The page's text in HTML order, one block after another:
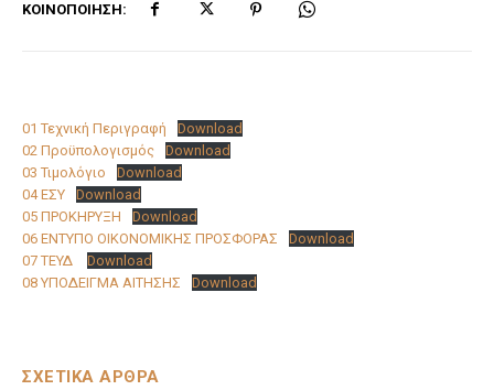
ΚΟΙΝΟΠΟΊΗΣΗ:
ΣΧΕΤΙΚΑ ΑΡΘΡΑ
01 Τεχνική Περιγραφή
Download
02 Προϋπολογισμός
Download
03 Τιμολόγιο
Download
04 ΕΣΥ
Download
05 ΠΡΟΚΗΡΥΞΗ
Download
06 ΕΝΤΥΠΟ ΟΙΚΟΝΟΜΙΚΗΣ ΠΡΟΣΦΟΡΑΣ
Download
07 ΤΕΥΔ
Download
08 ΥΠΟΔΕΙΓΜΑ ΑΙΤΗΣΗΣ
Download